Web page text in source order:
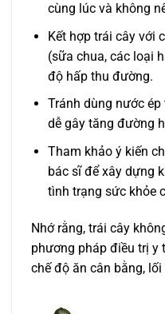
cùng lúc và không
Kết hợp trái cây với
(sữa chua, các loại
độ hấp thu đường.
Tránh dùng nước
dễ gây tăng đường
Tham khảo ý kiến
bác sĩ để xây dựng
tình trạng sức khỏe
Nhớ rằng, trái cây
phương pháp điều trị y
chế độ ăn cân bằng,